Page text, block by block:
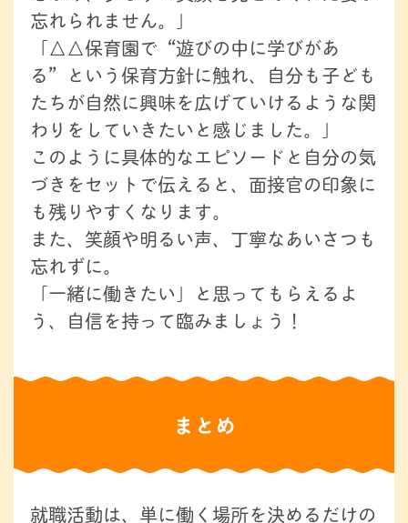
忘れられません。」
「△△保育園で“遊びの中に学びがあ
る”という保育方針に触れ、自分も子ども
たちが自然に興味を広げていけるような関
わりをしていきたいと感じました。」
このように具体的なエピソードと自分の気
づきをセットで伝えると、面接官の印象に
も残りやすくなります。
また、笑顔や明るい声、丁寧なあいさつも
忘れずに。
「一緒に働きたい」と思ってもらえるよ
う、自信を持って臨みましょう！
まとめ
就職活動は、単に働く場所を決めるだけの